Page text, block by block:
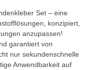
Set – eine
konzipiert,
anzupassen!
garantiert von
nur sekundenschnelle
Anwendbarkeit auf